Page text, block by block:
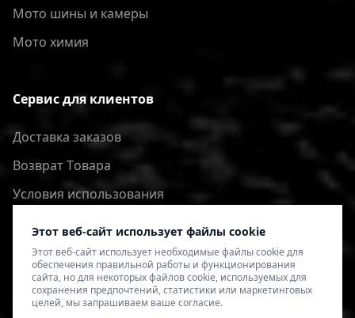
Этот веб-сайт использует файлы cookie
Этот веб-сайт использует необходимые файлы cookie для
обеспечения правильной работы и функционирования
сайта, но для некоторых файлов cookie, используемых для
сохранения предпочтений, статистики или маркетинговых
целей, мы запрашиваем ваше согласие.
Мото шины и камеры
Мото химия
Сервис для клиентов
Доставка заказов
Bозврат Tовара
Условия использования
Политика конфиденциальности